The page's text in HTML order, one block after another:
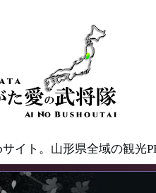
イト。山形県全域の観光